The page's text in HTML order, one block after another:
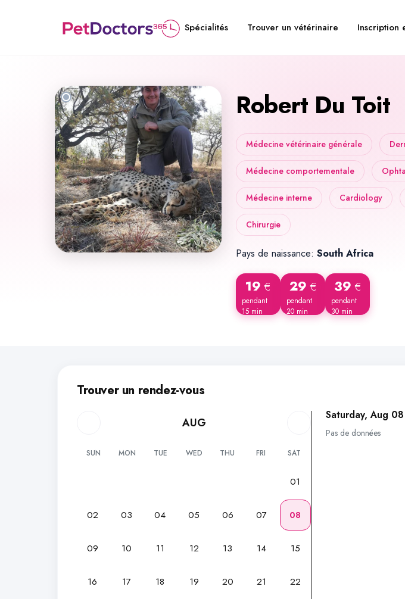
Spécialités Trouver un vétérinaire Inscription
Robert Du Toit
Médecine vétérinaire générale
Médecine comportementale
Médecine interne Cardiology
Chirurgie
Pays de naissance: South Africa
19 €
pendant
15 min
29 €
pendant
20 min
39 €
pendant
30 min
Trouver un rendez-vous
AUG
SUN MON TUE WED THU FRI SAT
01
02 03 04 05 06 07 08
09 10 11 12 13 14 15
16 17 18 19 20 21 22
Saturday, Aug 08
Pas de données